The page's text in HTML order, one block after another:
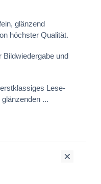
glänzend
höchster Qualität.
Bildwiedergabe und
Lese-
...